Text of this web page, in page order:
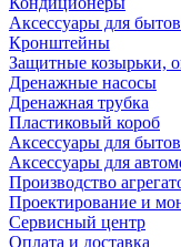
Аксессуары для
Кронштейны
Защитные козырьки,
Дренажные насосы
Дренажная трубка
Пластиковый короб
Аксессуары для
Аксессуары для
Производство
Проектирование и
Сервисный центр
Оплата и доставка